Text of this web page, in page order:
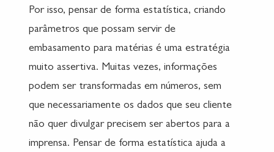
Por isso, pensar de forma estatística, criando
parâmetros que possam servir de
embasamento para matérias é uma estratégia
muito assertiva. Muitas vezes, informações
podem ser transformadas em números, sem
que necessariamente os dados que seu cliente
não quer divulgar precisem ser abertos para a
imprensa. Pensar de forma estatística ajuda a